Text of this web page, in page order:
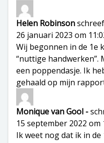
Helen Robinson
26 januari 2023 om
Wij begonnen in de 1e
“nuttige handwerken”.
een poppendasje. Ik
gehaald op mijn
Monique van Gool -
15 september 2022 om
Ik weet nog dat ik in